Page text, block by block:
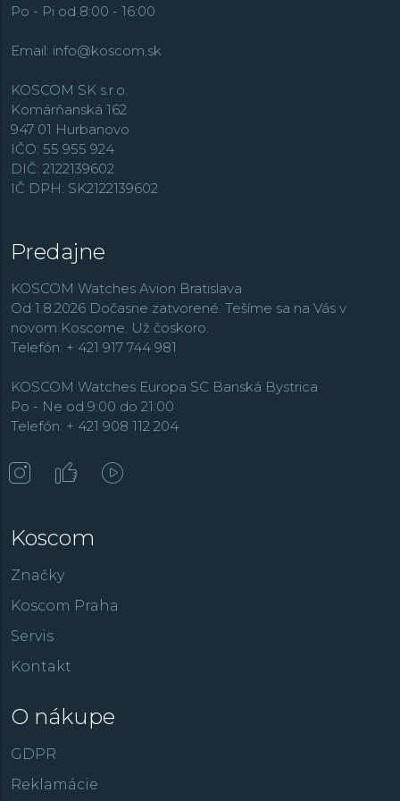
pripomína rada výročných limitovaných edícií.
Hodinky Seiko sú dostupné v mnohých klasických aj
životnému štýlu. Značka Seiko vo svojom portfóliu
ponúka športové a odolné modely z rady
elegantné a spoločenské
King Seiko , GPS technológiu riadenú a solárne
napájanú kolekciu
automatických hodiniek
Po - Pi od 8:00 - 16:00
Email: info@koscom.sk
KOSCOM SK s.r.o.
Komárňanská 162
947 01 Hurbanovo
IČO: 55 955 924
DIČ: 2122139602
IČ DPH: SK2122139602
Predajne
KOSCOM Watches Avion Bratislava
Od 1.8.2026 Dočasne zatvorené. Tešíme sa na Vás v
novom Koscome. Už čoskoro.
Telefón: + 421 917 744 981
KOSCOM Watches Europa SC Banská Bystrica
Po - Ne od 9:00 do 21:00
Telefón: + 421 908 112 204
Koscom
Značky
Koscom Praha
Servis
Kontakt
O nákupe
GDPR
Reklamácie